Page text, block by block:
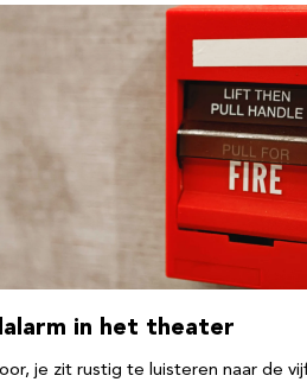
in het theater
je zit rustig te luisteren naar de